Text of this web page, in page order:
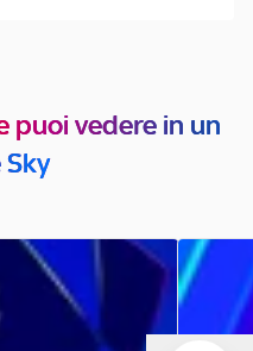
puoi vedere in un
Sky